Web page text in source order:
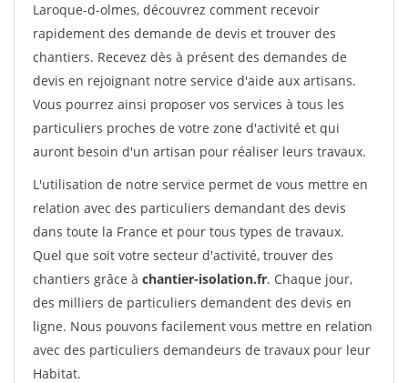
Laroque-d-olmes, découvrez comment recevoir
rapidement des demande de devis et trouver des
chantiers. Recevez dès à présent des demandes de
devis en rejoignant notre service d'aide aux artisans.
Vous pourrez ainsi proposer vos services à tous les
particuliers proches de votre zone d'activité et qui
auront besoin d'un artisan pour réaliser leurs travaux.
L'utilisation de notre service permet de vous mettre en
relation avec des particuliers demandant des devis
dans toute la France et pour tous types de travaux.
Quel que soit votre secteur d'activité, trouver des
chantiers grâce à chantier-isolation.fr. Chaque jour,
des milliers de particuliers demandent des devis en
ligne. Nous pouvons facilement vous mettre en relation
avec des particuliers demandeurs de travaux pour leur
Habitat.